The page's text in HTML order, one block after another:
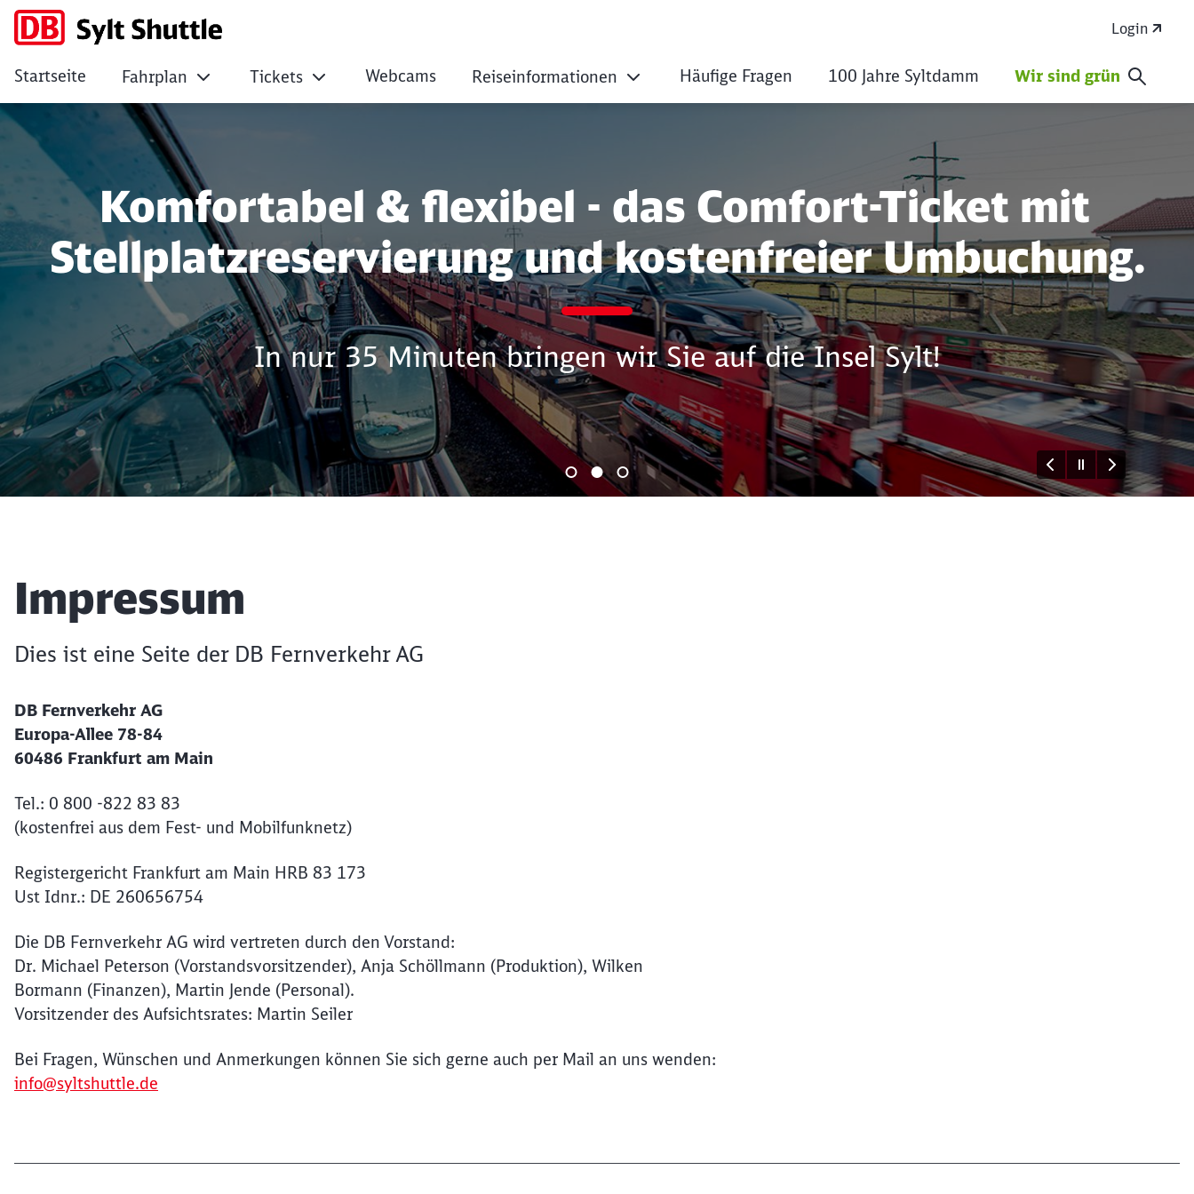
Impressum
Login
Startseite Fahrplan Tickets Webcams Reiseinformationen Häufige Fragen 100 Jahre Syltdamm Wir sind grün
Klicken, um den folgenden Slider zu überspringen
Komfortabel & flexibel - das Comfort-Ticket mit
Stellplatzreservierung und kostenfreier Umbuchung.
In nur 35 Minuten bringen wir Sie auf die Insel Sylt!
Ende des Sliders
Artikel:
Impressum
Dies ist eine Seite der DB Fernverkehr AG
DB Fernverkehr AG
Europa-Allee 78-84
60486 Frankfurt am Main
Tel.: 0 800 -822 83 83
(kostenfrei aus dem Fest- und Mobilfunknetz)
Registergericht Frankfurt am Main HRB 83 173
Ust Idnr.: DE 260656754
Die DB Fernverkehr AG wird vertreten durch den Vorstand:
Dr. Michael Peterson (Vorstandsvorsitzender), Anja Schöllmann (Produktion), Wilken
Bormann (Finanzen), Martin Jende (Personal).
Vorsitzender des Aufsichtsrates: Martin Seiler
Bei Fragen, Wünschen und Anmerkungen können Sie sich gerne auch per Mail an uns wenden:
info@syltshuttle.de